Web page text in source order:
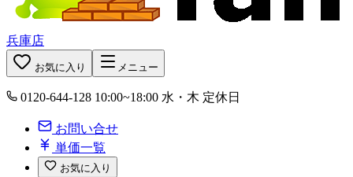
兵庫店
お気に入り メニュー
0120-644-128 10:00~18:00 水・木 定休日
お問い合せ
単価一覧
お気に入り